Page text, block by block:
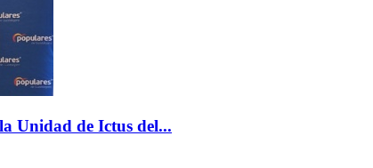
Unidad de Ictus del...